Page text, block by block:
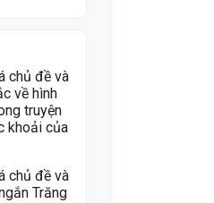
chủ đề và
về hình
truyện
khoải của
chủ đề và
Trăng